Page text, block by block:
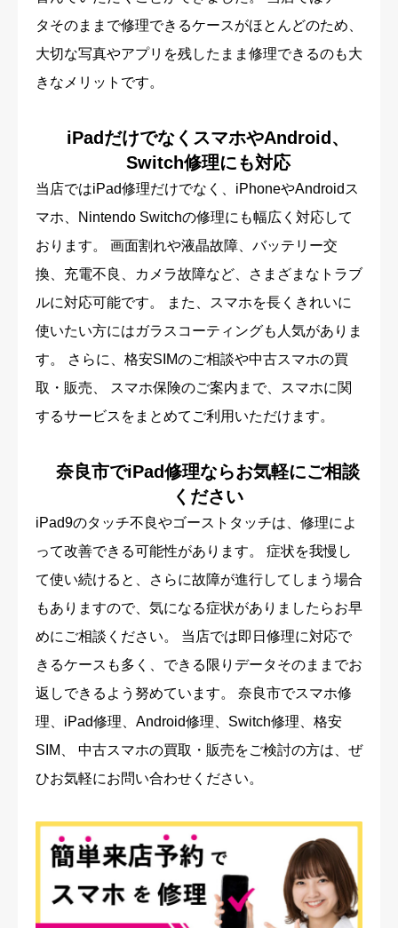
タそのままで修理できるケースがほとんどのため、
大切な写真やアプリを残したまま修理できるのも大
きなメリットです。
iPadだけでなくスマホやAndroid、
Switch修理にも対応
当店ではiPad修理だけでなく、iPhoneやAndroidス
マホ、Nintendo Switchの修理にも幅広く対応して
おります。 画面割れや液晶故障、バッテリー交
換、充電不良、カメラ故障など、さまざまなトラブ
ルに対応可能です。 また、スマホを長くきれいに
使いたい方にはガラスコーティングも人気がありま
す。 さらに、格安SIMのご相談や中古スマホの買
取・販売、 スマホ保険のご案内まで、スマホに関
するサービスをまとめてご利用いただけます。
奈良市でiPad修理ならお気軽にご相談
ください
iPad9のタッチ不良やゴーストタッチは、修理によ
って改善できる可能性があります。 症状を我慢し
て使い続けると、さらに故障が進行してしまう場合
もありますので、気になる症状がありましたらお早
めにご相談ください。 当店では即日修理に対応で
きるケースも多く、できる限りデータそのままでお
返しできるよう努めています。 奈良市でスマホ修
理、iPad修理、Android修理、Switch修理、格安
SIM、 中古スマホの買取・販売をご検討の方は、ぜ
ひお気軽にお問い合わせください。